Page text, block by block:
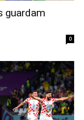
guardam
0